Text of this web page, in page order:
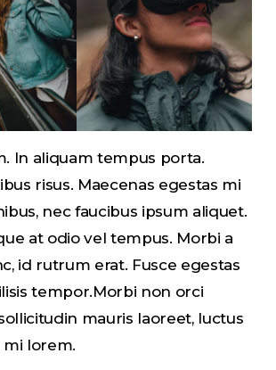
In aliquam tempus porta.
risus. Maecenas egestas mi
nec faucibus ipsum aliquet.
at odio vel tempus. Morbi a
id rutrum erat. Fusce egestas
tempor.Morbi non orci
mauris laoreet, luctus
mi lorem.